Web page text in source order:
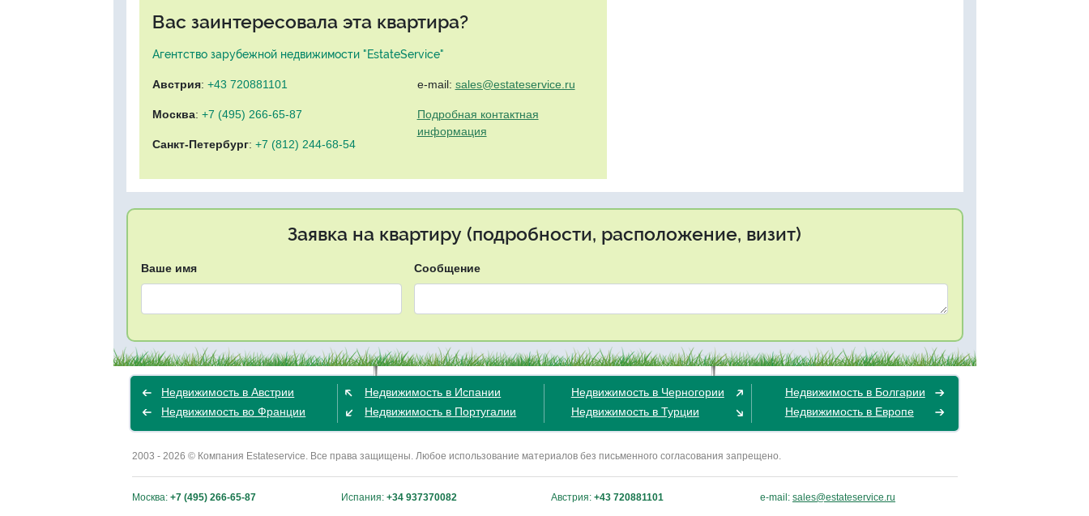
Вас заинтересовала эта квартира?
Агентство зарубежной недвижимости "EstateService"
Австрия: +43 720881101
Москва: +7 (495) 266-65-87
Санкт-Петербург: +7 (812) 244-68-54
e-mail: sales@estateservice.ru
Подробная контактная
информация
Заявка на квартиру (подробности, расположение, визит)
Ваше имя Сообщение
Недвижимость в Австрии
Недвижимость во Франции
Недвижимость в Испании
Недвижимость в Португалии
Недвижимость в Черногории
Недвижимость в Турции
Недвижимость в Болгарии
Недвижимость в Европе
2003 - 2026 © Компания Estateservice. Все права защищены. Любое использование материалов без письменного согласования запрещено.
Москва: +7 (495) 266-65-87 Испания: +34 937370082 Австрия: +43 720881101 e-mail: sales@estateservice.ru